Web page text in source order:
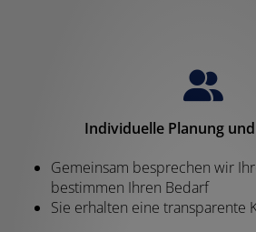
Individuelle Planung
Gemeinsam besprechen wir
bestimmen Ihren Bedarf
Sie erhalten eine transparente